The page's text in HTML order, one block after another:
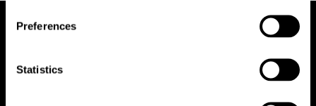
Preferences
Statistics